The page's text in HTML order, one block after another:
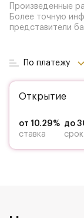
Произведенные
Более точную
представители
По платежу
Открытие
от 10.29%
ставка
до
срок